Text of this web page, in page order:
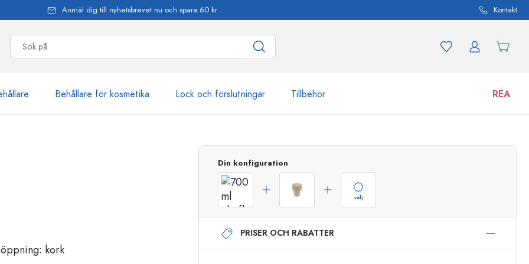
Anmäl dig till nyhetsbrevet nu och spara 60 kr Kontakt
Behållare för kosmetika Lock och förslutningar Tillbehör REA
Sprayflaskor
Airless dispenser
Roll on-flaskor
Burkar
Upptäck nu
Handla nu
Din konfiguration
välj
PRISER OCH RABATTER